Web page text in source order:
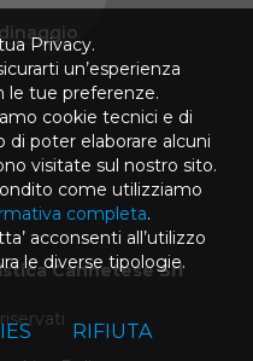
Cannetese Srl
Privacy.
un’esperienza
le tue preferenze.
cookie tecnici e di
poter elaborare alcuni
visitate sul nostro sito.
come utilizziamo
completa.
acconsenti all’utilizzo
le diverse tipologie.
RIFIUTA